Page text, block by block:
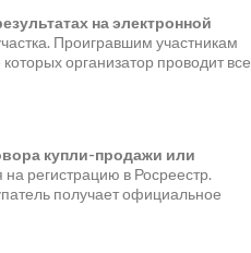
на электронной
Проигравшим участникам
организатор проводит все
купли-продажи или
регистрацию в Росреестр.
получает официальное